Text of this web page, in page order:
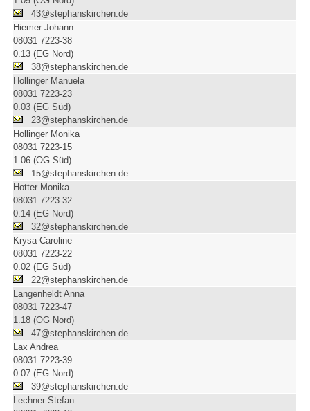
43@stephanskirchen.de
Hiemer Johann
08031 7223-38
0.13 (EG Nord)
38@stephanskirchen.de
Hollinger Manuela
08031 7223-23
0.03 (EG Süd)
23@stephanskirchen.de
Hollinger Monika
08031 7223-15
1.06 (OG Süd)
15@stephanskirchen.de
Hotter Monika
08031 7223-32
0.14 (EG Nord)
32@stephanskirchen.de
Krysa Caroline
08031 7223-22
0.02 (EG Süd)
22@stephanskirchen.de
Langenheldt Anna
08031 7223-47
1.18 (OG Nord)
47@stephanskirchen.de
Lax Andrea
08031 7223-39
0.07 (EG Nord)
39@stephanskirchen.de
Lechner Stefan